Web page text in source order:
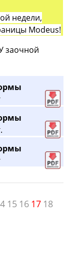
недели,
Modeus!
заочной
15 16 17 18